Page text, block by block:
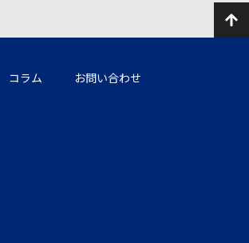
コラム お問い合わせ